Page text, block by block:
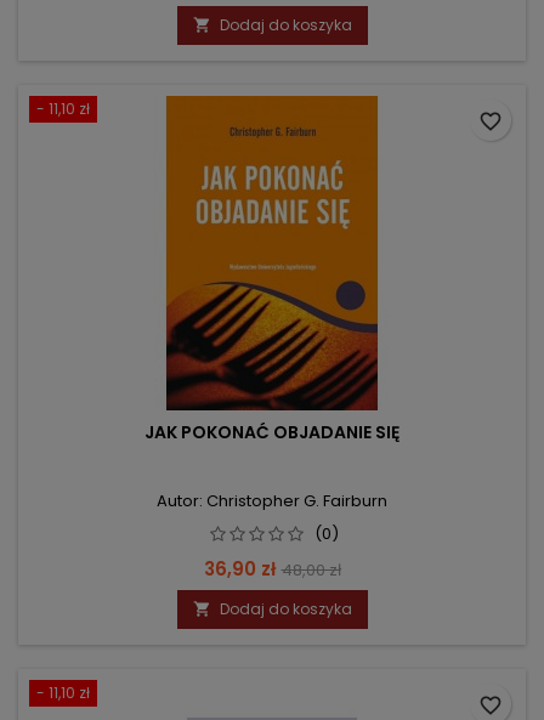
podstawowa
 Dodaj do koszyka
- 11,10 zł
JAK POKONAĆ OBJADANIE SIĘ
Autor: Christopher G. Fairburn
(0)
Cena
36,90 zł Cena
podstawowa
48,00 zł
 Dodaj do koszyka
favorite_border
- 11,10 zł
favorite_border